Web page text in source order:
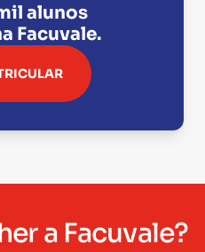
alunos
Facuvale.
a Facuvale?